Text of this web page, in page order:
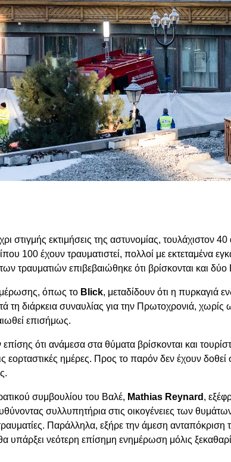
στιγμής εκτιμήσεις της αστυνομίας, τουλάχιστον
100 έχουν τραυματιστεί, πολλοί με εκτεταμένα
τραυματιών επιβεβαιώθηκε ότι βρίσκονται και δύο
όπως το Blick, μεταδίδουν ότι η πυρκαγιά
τη διάρκεια συναυλίας για την Πρωτοχρονιά,
επισήμως.
ότι ανάμεσα στα θύματα βρίσκονται και
εορταστικές ημέρες. Προς το παρόν δεν έχουν δοθεί
συμβουλίου του Βαλέ, Mathias Reynard ,
συλλυπητήρια στις οικογένειες των
Παράλληλα, εξήρε την άμεση ανταπόκριση
υπάρξει νεότερη επίσημη ενημέρωση μόλις